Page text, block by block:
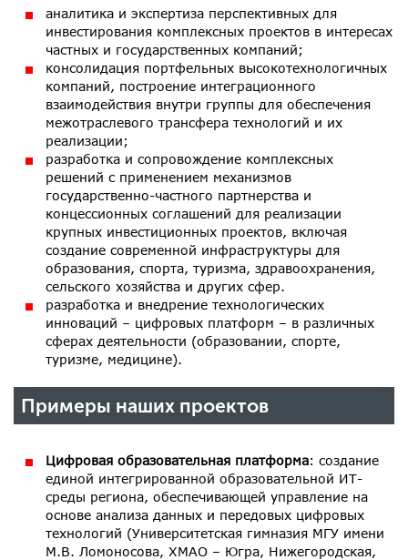
аналитика и экспертиза перспективных для
инвестирования комплексных проектов в интересах
частных и государственных компаний;
консолидация портфельных высокотехнологичных
компаний, построение интеграционного
взаимодействия внутри группы для обеспечения
межотраслевого трансфера технологий и их
реализации;
разработка и сопровождение комплексных
решений с применением механизмов
государственно-частного партнерства и
концессионных соглашений для реализации
крупных инвестиционных проектов, включая
создание современной инфраструктуры для
образования, спорта, туризма, здравоохранения,
сельского хозяйства и других сфер.
разработка и внедрение технологических
инноваций – цифровых платформ – в различных
сферах деятельности (образовании, спорте,
туризме, медицине).
Примеры наших проектов
Цифровая образовательная платформа: создание
единой интегрированной образовательной ИТ-
среды региона, обеспечивающей управление на
основе анализа данных и передовых цифровых
технологий (Университетская гимназия МГУ имени
М.В. Ломоносова, ХМАО – Югра, Нижегородская,